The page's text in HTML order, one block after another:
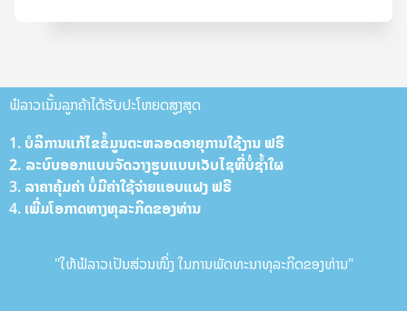
ຟໍລາວເນັ້ນລູກຄ້າໄດ້ຮັບປະໂຫຍດສູງສຸດ
1. ບໍລິການ​ແກ້​ໄຂ​ຂໍ້​ມູນ​ຕະຫລອດ​ອາ​ຍຸການ​ໃຊ້​ງານ ຟ​ຣີ
2. ລະບົບ​ອອກ​ແບບ​ຈັດ​ວາງ​ຮູບ​ແບບ​ເວັບ​ໄຊທີ່​ບໍ່​ຊ້ຳ​ໃຜ
3. ລາ​ຄາ​ຄຸ້ມ​ຄ່າ ບໍ່​ມີ​ຄ່າ​ໃຊ້​ຈ່າຍ​ແອບ​ແຝງ ຟ​ຣີ
4. ເພີ່ມ​ໂອ​ກາດ​ທາງ​ທຸລະກິດຂອງທ່ານ
"ໃຫ້ຟໍລາວເປັນສ່ວນໜຶ່ງ ໃນການພັດທະນາທຸລະກິດຂອງທ່ານ"